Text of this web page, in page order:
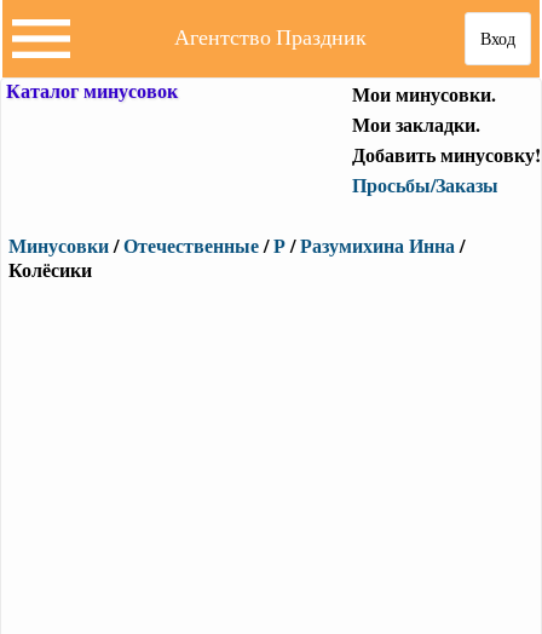
Вход
Агентство Праздник
Каталог минусовок
Мои минусовки.
Мои закладки.
Добавить минусовку!
Просьбы/Заказы
Минусовки/Отечественные/Р/Разумихина Инна/
Колёсики